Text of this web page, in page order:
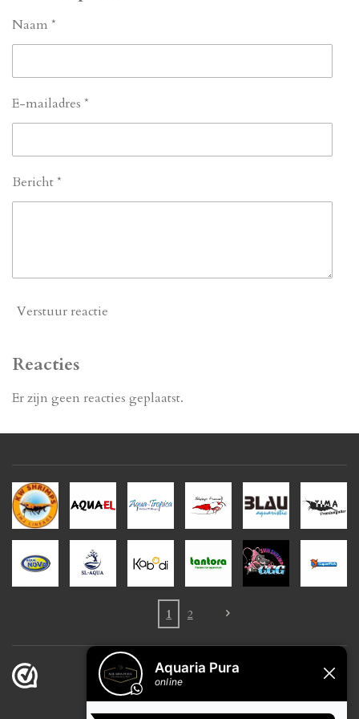
Naam *
E-mailadres *
Bericht *
Verstuur reactie
Reacties
Er zijn geen reacties geplaatst.
1 2